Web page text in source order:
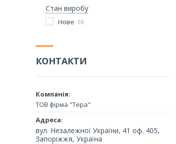
Стан виробу
Нове 16
КОНТАКТИ
ТОВ фірма "Тера"
вул. Незалежної України, 41 оф. 405,
Запоріжжя, Україна